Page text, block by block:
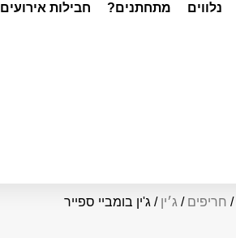
נלווים מתחתנים? חבילות אירועים
/ חריפים / ג׳ין / ג'ין בומביי ספייר